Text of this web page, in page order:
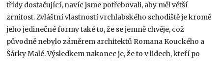
třídy dostačující, navíc jsme potřebovali, aby měl větší
zrnitost. Zvláštní vlastností vrchlabského schodiště je kromě
jeho jedinečné formy také to, že se jemně chvěje, což
původně nebylo záměrem architektů Romana Kouckého a
Šárky Malé. Výsledkem nakonec je, že to v lidech, kteří po